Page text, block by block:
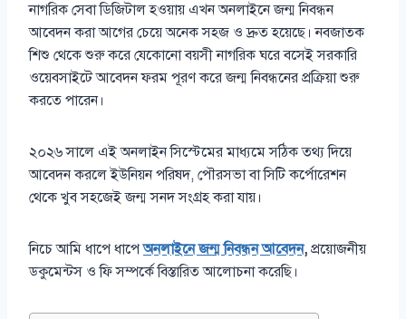
নাগরিক সেবা ডিজিটাল হওয়ায় এখন অনলাইনে জন্ম নিবন্ধন
আবেদন করা আগের চেয়ে অনেক সহজ ও দ্রুত হয়েছে। নবজাতক
শিশু থেকে শুরু করে যেকোনো বয়সী নাগরিক ঘরে বসেই সরকারি
ওয়েবসাইটে আবেদন ফরম পূরণ করে জন্ম নিবন্ধনের প্রক্রিয়া শুরু
করতে পারেন।
২০২৬ সালে এই অনলাইন সিস্টেমের মাধ্যমে সঠিক তথ্য দিয়ে
আবেদন করলে ইউনিয়ন পরিষদ, পৌরসভা বা সিটি কর্পোরেশন
থেকে খুব সহজেই জন্ম সনদ সংগ্রহ করা যায়।
নিচে আমি ধাপে ধাপেঅনলাইনে জন্ম নিবন্ধন আবেদন, প্রয়োজনীয়
ডকুমেন্টস ও ফি সম্পর্কে বিস্তারিত আলোচনা করেছি।